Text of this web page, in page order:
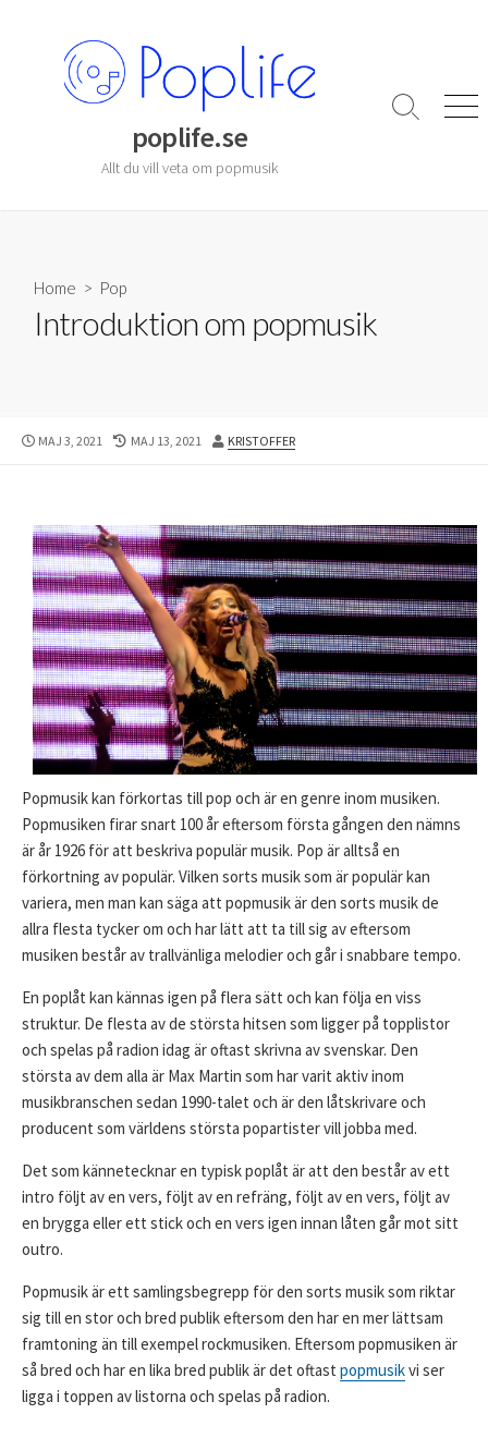
content
poplife.se
Allt du vill veta om popmusik
Search
Home > Pop
Introduktion om popmusik
PUBLISHED
MAJ 3, 2021
LAST
MAJ 13, 2021 AUTHOR
KRISTOFFER
Popmusik kan förkortas till pop och är en genre inom musiken.
Popmusiken firar snart 100 år eftersom första gången den nämns
är år 1926 för att beskriva populär musik. Pop är alltså en
förkortning av populär. Vilken sorts musik som är populär kan
variera, men man kan säga att popmusik är den sorts musik de
allra flesta tycker om och har lätt att ta till sig av eftersom
musiken består av trallvänliga melodier och går i snabbare tempo.
En poplåt kan kännas igen på flera sätt och kan följa en viss
struktur. De flesta av de största hitsen som ligger på topplistor
och spelas på radion idag är oftast skrivna av svenskar. Den
största av dem alla är Max Martin som har varit aktiv inom
musikbranschen sedan 1990-talet och är den låtskrivare och
producent som världens största popartister vill jobba med.
Det som kännetecknar en typisk poplåt är att den består av ett
intro följt av en vers, följt av en refräng, följt av en vers, följt av
en brygga eller ett stick och en vers igen innan låten går mot sitt
outro.
Popmusik är ett samlingsbegrepp för den sorts musik som riktar
sig till en stor och bred publik eftersom den har en mer lättsam
framtoning än till exempel rockmusiken. Eftersom popmusiken är
så bred och har en lika bred publik är det oftast popmusikvi ser
ligga i toppen av listorna och spelas på radion.